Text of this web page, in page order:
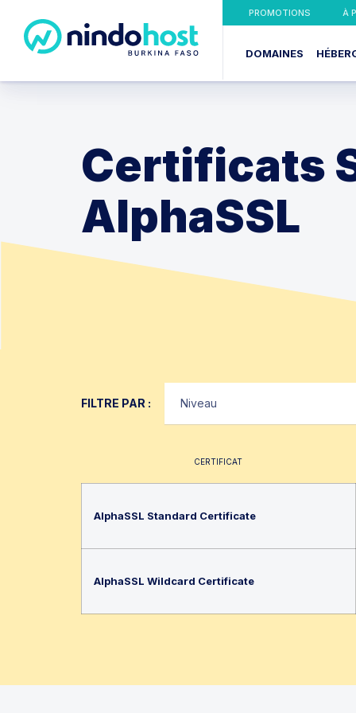
PROMOTIONS À
DOMAINES
Certificats
AlphaSSL
FILTRE PAR :
CERTIFICAT
AlphaSSL Standard Certificate
AlphaSSL Wildcard Certificate